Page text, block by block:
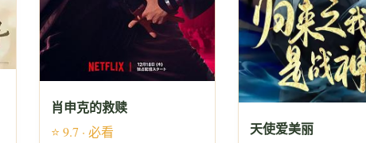
肖申克的救赎
⭐ 9.7 · 必看 天使爱美丽